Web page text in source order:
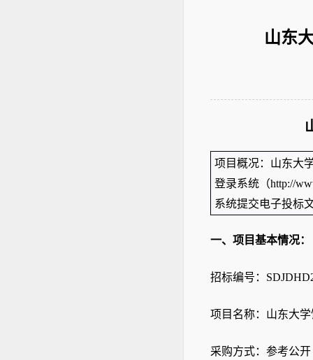
山东
项目概况： 山东大
登录系统 （http://
系统提交电子投标
一、项目基本情况：
招标编号：
项目名称：山东大
采购方式：参考公开